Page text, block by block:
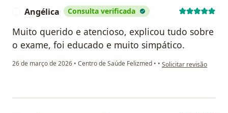
Angélica Consulta verificada
Muito querido e atencioso, explicou tudo sobre
o exame, foi educado e muito simpático.
26 de março de 2026 • Centro de Saúde Felizmed • • na opinião do
Solicitar revisão